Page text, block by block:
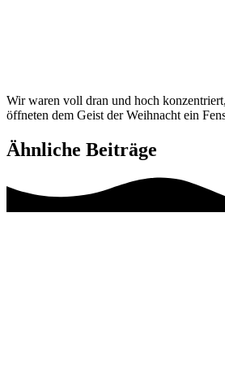
Wir waren voll dran und hoch
öffneten dem Geist der Weihnacht ein
Ähnliche Beiträge